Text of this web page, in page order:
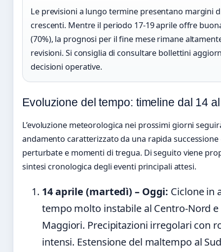
Le previsioni a lungo termine presentano margini
crescenti. Mentre il periodo 17-19 aprile offre
(70%), la prognosi per il fine mese rimane
revisioni. Si consiglia di consultare bollettini
decisioni operative.
Evoluzione del tempo: timeline dal 14
L’evoluzione meteorologica nei prossimi giorni
andamento caratterizzato da una rapida successione
perturbate e momenti di tregua. Di seguito viene
sintesi cronologica degli eventi principali attesi.
14 aprile (martedì) – Oggi: Ciclone in
tempo molto instabile al Centro-Nord
Maggiori. Precipitazioni irregolari con
intensi. Estensione del maltempo al